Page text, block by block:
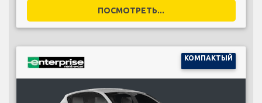
ПОСМОТРЕТЬ...
КОМПАКТЫЙ